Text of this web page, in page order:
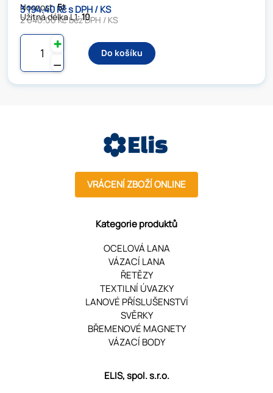
Nosnost:5t
Užitná délka L1:10
3 194.40 Kč s DPH / KS
2 640.00 Kč bez DPH / KS
⚊
✚
Do košíku
VRÁCENÍ ZBOŽÍ ONLINE
Kategorie produktů
OCELOVÁ LANA
VÁZACÍ LANA
ŘETĚZY
TEXTILNÍ ÚVAZKY
LANOVÉ PŘÍSLUŠENSTVÍ
SVĚRKY
BŘEMENOVÉ MAGNETY
VÁZACÍ BODY
ELIS, spol. s.r.o.